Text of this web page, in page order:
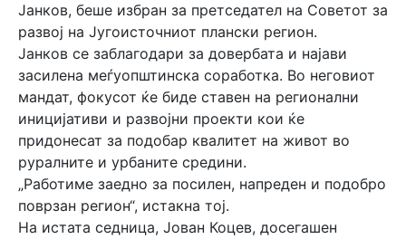
Јанков, беше избран за претседател на Советот за
развој на Југоисточниот плански регион.
Јанков се заблагодари за довербата и најави
засилена меѓуопштинска соработка. Во неговиот
мандат, фокусот ќе биде ставен на регионални
иницијативи и развојни проекти кои ќе
придонесат за подобар квалитет на живот во
руралните и урбаните средини.
„Работиме заедно за посилен, напреден и подобро
поврзан регион“, истакна тој.
На истата седница, Јован Коцев, досегашен